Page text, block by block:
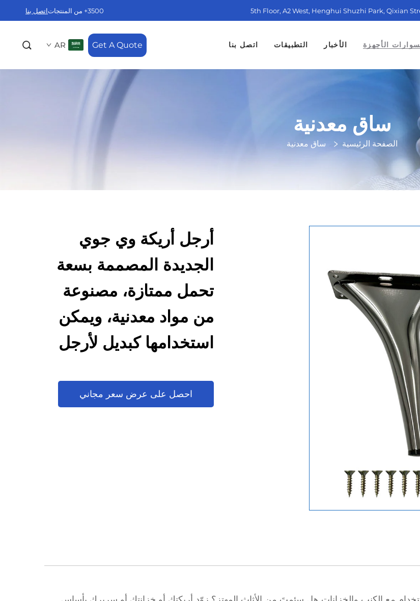
5th Floor, A2 West, Henghui Shuzhi Park, Qixian 3500+ من المنتجات اتصل بنا
الأجهزة الأخبار التطبيقات اتصل بنا Get A Quote
AR
ساق معدنية
الصفحة الرئيسية ساق معدنية
أرجل أريكة وي جوي
الجديدة المصممة بسعة
تحمل ممتازة، مصنوعة
من مواد معدنية، ويمكن
استخدامها كبديل لأرجل
احصل على عرض سعر مجاني